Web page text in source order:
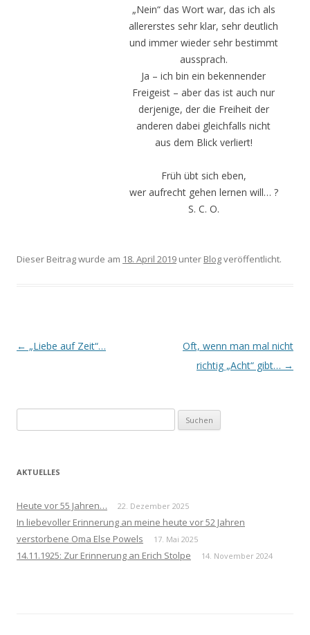
„Nein“ das Wort war, das ich als
allererstes sehr klar, sehr deutlich
und immer wieder sehr bestimmt
aussprach.
Ja – ich bin ein bekennender
Freigeist – aber das ist auch nur
derjenige, der die Freiheit der
anderen dabei gleichfalls nicht
aus dem Blick verliert!
Früh übt sich eben,
wer aufrecht gehen lernen will… ?
S. C. O.
Dieser Beitrag wurde am 18. April 2019 unter Blogveröffentlicht.
Beitrags-
← „Liebe auf Zeit“…
Oft, wenn man mal nicht
richtig „Acht“ gibt… →
nach:
AKTUELLES
Heute vor 55 Jahren… 22. Dezember 2025
In liebevoller Erinnerung an meine heute vor 52 Jahren
verstorbene Oma Else Powels
17. Mai 2025
14.11.1925: Zur Erinnerung an Erich Stolpe 14. November 2024